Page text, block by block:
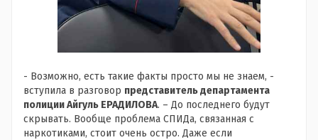
- Возможно, есть такие факты просто мы не знаем, -
вступила в разговор представитель департамента
полиции Айгуль ЕРАДИЛОВА. – До последнего будут
скрывать. Вообще проблема СПИДа, связанная с
наркотиками, стоит очень остро. Даже если